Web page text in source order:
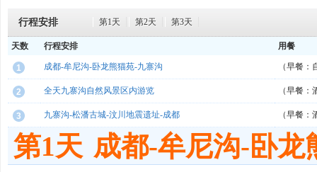
行程安排 第1天 第2天 第3天
天数 行程安排 用餐
1 成都-牟尼沟-卧龙熊猫苑-九寨沟 （早餐
2 全天九寨沟自然风景区内游览 （早餐
3 九寨沟-松潘古城-汶川地震遗址-成都 （早餐
第1天 成都-牟尼沟-卧龙